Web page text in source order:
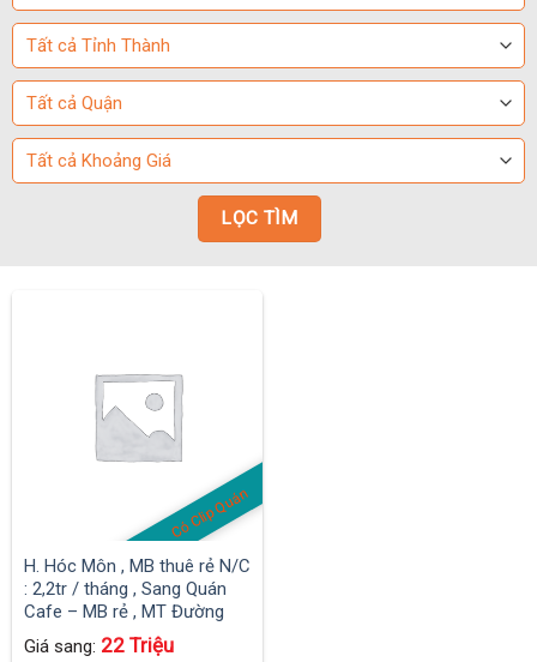
Có Clip Quán
H. Hóc Môn , MB thuê rẻ N/C
: 2,2tr / tháng , Sang Quán
Cafe – MB rẻ , MT Đường
Xuân Thới Thượng 4, X. XTT
Giá sang: 22 Triệu